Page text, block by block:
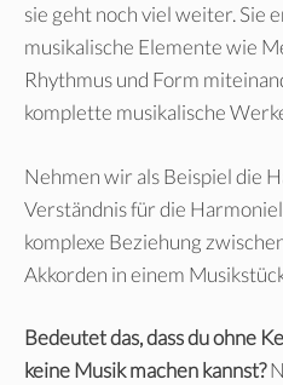
sie geht noch viel weiter. Sie
musikalische Elemente wie
Rhythmus und Form
komplette musikalische
Nehmen wir als Beispiel die
Verständnis für die
komplexe Beziehung
Akkorden in einem
Bedeutet das, dass du ohne
keine Musik machen kannst?